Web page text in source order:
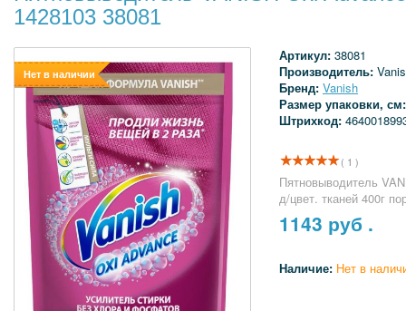
1428103 38081
Нет в наличии
Артикул: 38081
Производитель:
Бренд: Vanish
Размер упаковки,
Штрихкод:
( 1 )
Пятновыводитель
д/цвет. тканей 400г
1143 руб .
Наличие: Нет в